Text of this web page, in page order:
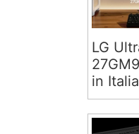
LG
in